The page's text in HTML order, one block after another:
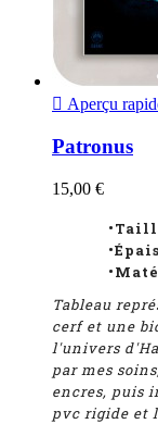
 Aperçu
Patronus
15,00 €
Tableau
cerf et une
l'univers
par mes
encres, puis
pvc rigide et